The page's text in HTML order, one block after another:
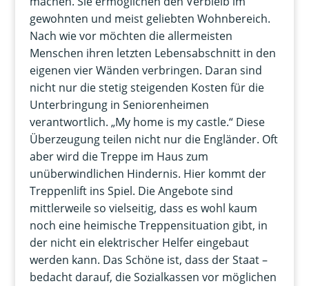
gewohnten und meist geliebten Wohnbereich.
Nach wie vor möchten die allermeisten
Menschen ihren letzten Lebensabschnitt in den
eigenen vier Wänden verbringen. Daran sind
nicht nur die stetig steigenden Kosten für die
Unterbringung in Seniorenheimen
verantwortlich. „My home is my castle.“ Diese
Überzeugung teilen nicht nur die Engländer. Oft
aber wird die Treppe im Haus zum
unüberwindlichen Hindernis. Hier kommt der
Treppenlift ins Spiel. Die Angebote sind
mittlerweile so vielseitig, dass es wohl kaum
noch eine heimische Treppensituation gibt, in
der nicht ein elektrischer Helfer eingebaut
werden kann. Das Schöne ist, dass der Staat –
bedacht darauf, die Sozialkassen vor möglichen